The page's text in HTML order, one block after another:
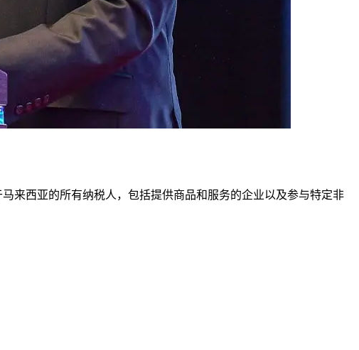
来西亚的所有纳税人，包括提供商品和服务的企业以及参与特定非